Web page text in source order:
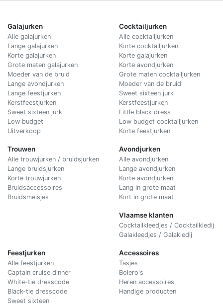
Galajurken
Alle galajurken
Lange galajurken
Korte galajurken
Grote maten galajurken
Moeder van de bruid
Lange avondjurken
Lange feestjurken
Kerstfeestjurken
Sweet sixteen jurk
Low budget
Uitverkoop
Trouwen
Alle trouwjurken / bruidsjurken
Lange bruidsjurken
Korte trouwjurken
Bruidsaccessoires
Bruidsmeisjes
Cocktailjurken
Alle cocktailjurken
Korte cocktailjurken
Korte galajurken
Korte avondjurken
Grote maten cocktailjurken
Moeder van de bruid
Sweet sixteen jurk
Kerstfeestjurken
Little black dress
Low budget cocktailjurken
Korte feestjurken
Avondjurken
Alle avondjurken
Lange avondjurken
Korte avondjurken
Lang in grote maat
Kort in grote maat
Vlaamse klanten
Cocktailkleedjes / Cocktailkledij
Galakleedjes / Galakledij
Feestjurken
Alle feestjurken
Captain cruise dinner
White-tie dresscode
Black-tie dresscode
Sweet sixteen
Accessoires
Tasjes
Bolero's
Heren accessoires
Handige producten